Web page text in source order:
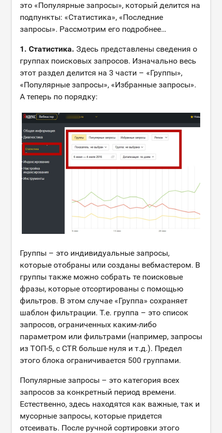
это «Популярные запросы», который делится на
подпункты: «Статистика», «Последние
запросы». Рассмотрим его подробнее…
1. Статистика. Здесь представлены сведения о
группах поисковых запросов. Изначально весь
этот раздел делится на 3 части – «Группы»,
«Популярные запросы», «Избранные запросы».
А теперь по порядку:
Группы – это индивидуальные запросы,
которые отобраны или созданы вебмастером. В
группы также можно собрать те поисковые
фразы, которые отсортированы с помощью
фильтров. В этом случае «Группа» сохраняет
шаблон фильтрации. Т.е. группа – это список
запросов, ограниченных каким-либо
параметром или фильтрами (например, запросы
из ТОП-5, с CTR больше нуля и т.д.). Предел
этого блока ограничивается 500 группами.
Популярные запросы – это категория всех
запросов за конкретный период времени.
Естественно, здесь находятся как важные, так и
мусорные запросы, которые придется
отсеивать. После ручной сортировки этого